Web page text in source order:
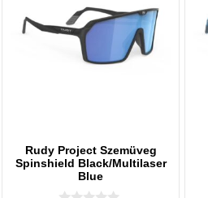
Rudy Project Szemüveg
Spinshield Black/Multilaser
Blue